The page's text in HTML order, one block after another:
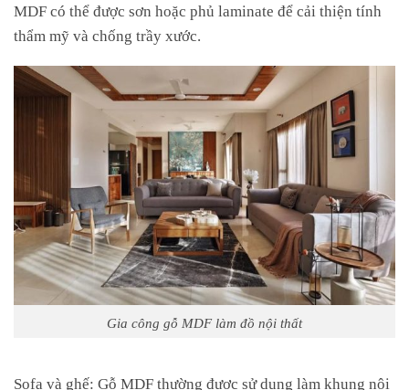
MDF có thể được sơn hoặc phủ laminate để cải thiện tính
thẩm mỹ và chống trầy xước.
Gia công gỗ MDF làm đồ nội thất
Sofa và ghế: Gỗ MDF thường được sử dụng làm khung nội